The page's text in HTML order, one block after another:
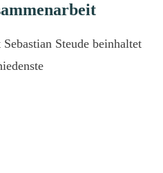
Steude beinhaltet